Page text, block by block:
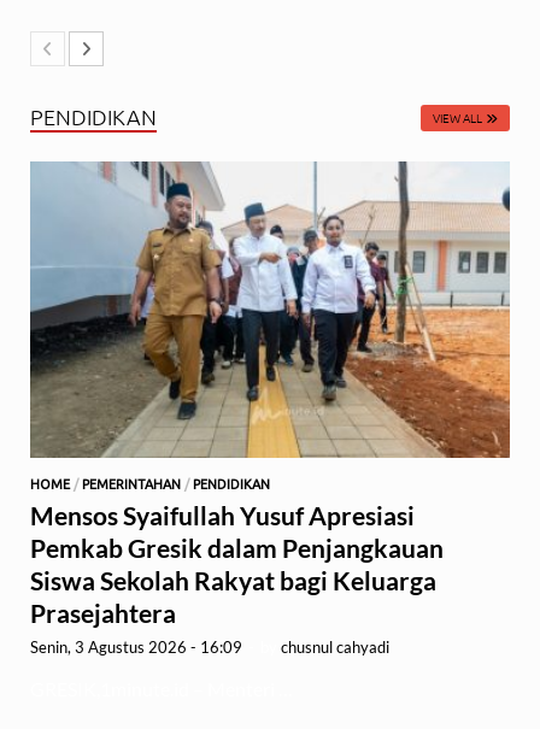
PENDIDIKAN VIEW ALL
HOME /PEMERINTAHAN /PENDIDIKAN
Mensos Syaifullah Yusuf Apresiasi
Pemkab Gresik dalam Penjangkauan
Siswa Sekolah Rakyat bagi Keluarga
Prasejahtera
Senin, 3 Agustus 2026 - 16:09 chusnul cahyadi